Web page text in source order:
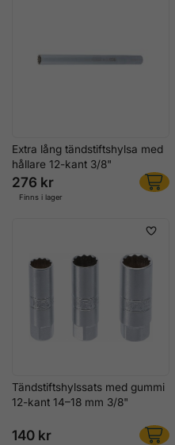
Extra lång tändstiftshylsa med
hållare 12-kant 3/8"
276 kr
Finns i lager
Tändstiftshylssats med gummi
12-kant 14–18 mm 3/8"
140 kr